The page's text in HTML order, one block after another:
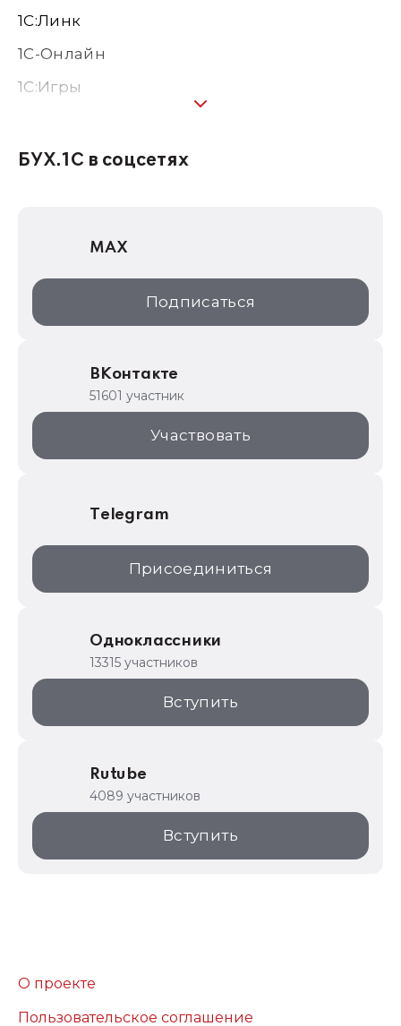
1С:Линк
1С-Онлайн
1C:Игры
1С:Консалтинг
1С:Дистрибьюция
1С:Образование
ИТС.1C.ru
1С:Торговая площадка
БУХ.1С в соцсетях
MAX
Подписаться
ВКонтакте
51601 участник
Участвовать
Telegram
Присоединиться
Одноклассники
13315 участников
Вступить
Rutube
4089 участников
Вступить
О проекте
Пользовательское соглашение